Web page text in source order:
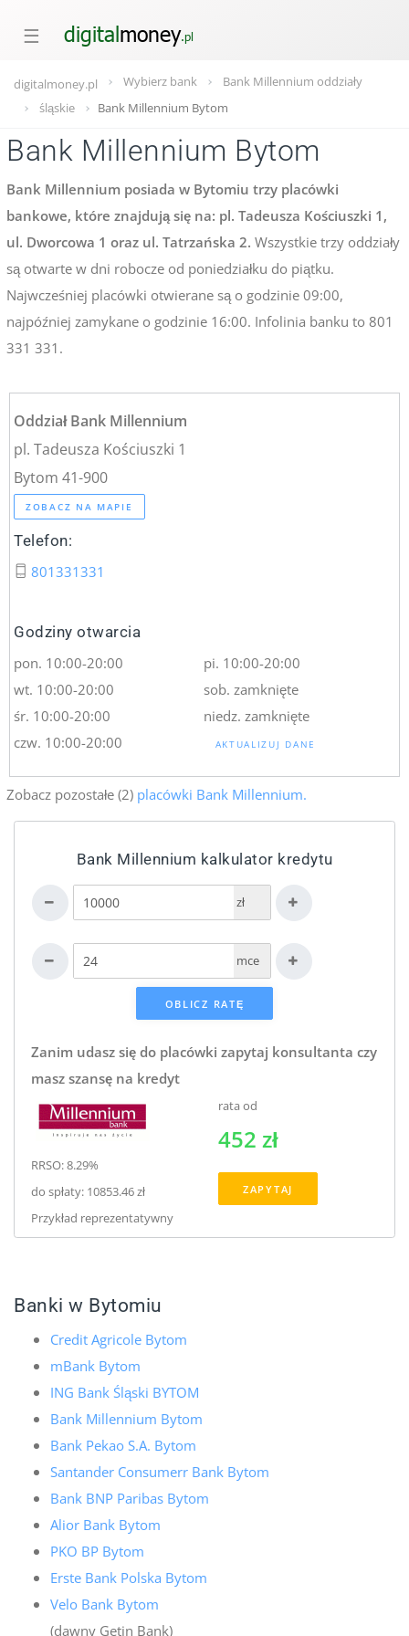
☰
digitalmoney.pl Wybierz bank
Bank Millennium oddziały
śląskie
Bank Millennium Bytom
Bank Millennium Bytom
Bank Millennium posiada w Bytomiu trzy placówki
bankowe, które znajdują się na: pl. Tadeusza Kościuszki 1,
ul. Dworcowa 1 oraz ul. Tatrzańska 2. Wszystkie trzy oddziały
są otwarte w dni robocze od poniedziałku do piątku.
Najwcześniej placówki otwierane są o godzinie 09:00,
najpóźniej zamykane o godzinie 16:00. Infolinia banku to 801
331 331.
Oddział Bank Millennium
pl. Tadeusza Kościuszki 1
Bytom 41-900
ZOBACZ NA MAPIE
Telefon:
801331331
Godziny otwarcia
pon. 10:00-20:00
wt. 10:00-20:00
śr. 10:00-20:00
czw. 10:00-20:00
pi. 10:00-20:00
sob. zamknięte
niedz. zamknięte
AKTUALIZUJ DANE
Zobacz pozostałe (2) placówki Bank Millennium.
Bank Millennium kalkulator kredytu
zł
mce
Zanim udasz się do placówki zapytaj konsultanta czy
masz szansę na kredyt
RRSO: 8.29%
do spłaty: 10853.46 zł
Przykład reprezentatywny
rata od
452 zł
ZAPYTAJ
Banki w Bytomiu
Credit Agricole Bytom
mBank Bytom
ING Bank Śląski BYTOM
Bank Millennium Bytom
Bank Pekao S.A. Bytom
Santander Consumerr Bank Bytom
Bank BNP Paribas Bytom
Alior Bank Bytom
PKO BP Bytom
Erste Bank Polska Bytom
Velo Bank Bytom
(dawny Getin Bank)